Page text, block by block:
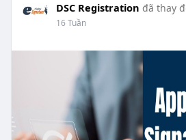
DSC Registration đã thay
16 Tuần